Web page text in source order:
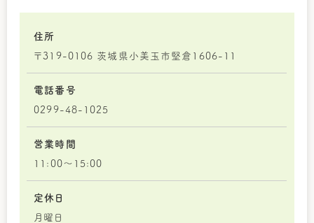
住所
〒319-0106 茨城県小美玉市堅倉1606-11
電話番号
0299-48-1025
営業時間
11:00～15:00
定休日
月曜日